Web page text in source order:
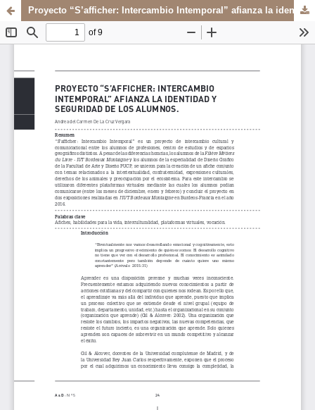
Sistema de
Bibliotecas
Departamento de
Arte y Diseño
Proyecto “S’afficher: Intercambio Intemporal” afianza la identidad y seguridad de los alumnos